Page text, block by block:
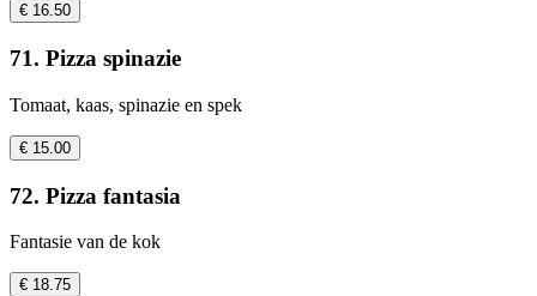
€ 16.50
71. Pizza spinazie
Tomaat, kaas, spinazie en spek
€ 15.00
72. Pizza fantasia
Fantasie van de kok
€ 18.75